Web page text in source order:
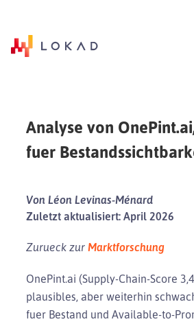
Analyse von
fuer
Von Léon Levinas-Ménard
Zuletzt aktualisiert: April 2026
Zurueck zur Marktforschung
OnePint.ai (Supply-Chain-Score
plausibles, aber weiterhin
fuer Bestand und Available-to-